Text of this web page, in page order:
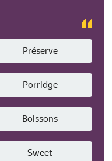
Préserve
Porridge
Boissons
Sweet